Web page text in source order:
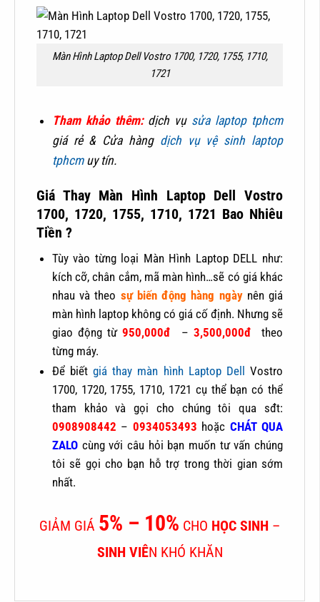
Màn Hình Laptop Dell Vostro 1700, 1720, 1755, 1710,
1721
Tham khảo thêm: dịch vụ sửa laptop tphcm
giá rẻ & Cửa hàng dịch vụ vệ sinh laptop
tphcmuy tín.
Giá Thay Màn Hình Laptop Dell Vostro
1700, 1720, 1755, 1710, 1721 Bao Nhiêu
Tiền ?
Tùy vào từng loại Màn Hình Laptop DELL như:
kích cỡ, chân cắm, mã màn hình…sẽ có giá khác
nhau và theo sự biến động hàng ngày nên giá
màn hình laptop không có giá cố định. Nhưng sẽ
giao động từ950,000đ – 3,500,000đ
theo
từng máy.
Để biếtgiá thay màn hình Laptop Dell Vostro
1700, 1720, 1755, 1710, 1721 cụ thể bạn có thể
tham khảo và gọi cho chúng tôi qua sđt:
0908908442 – 0934053493 hoặc CHÁT QUA
ZALOcùng với câu hỏi bạn muốn tư vấn chúng
tôi sẽ gọi cho bạn hỗ trợ trong thời gian sớm
nhất.
GIẢM GIÁ 5% – 10% CHO HỌC SINH –
SINH VIÊN KHÓ KHĂN